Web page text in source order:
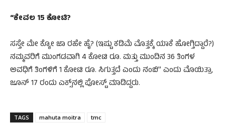
“ಕೇವಲ 15 ಕೋಟಿ?
ಸಸ್ತೇ ಮೇ ಕ್ಯೋ ಜಾ ರಹೇ ಹೈ? (ಇಷ್ಟು ಕಡಿಮೆ ಮೊತ್ತಕ್ಕೆ ಯಾಕೆ ಹೋಗ್ತಿದ್ದಾರೆ?)
ನಮ್ಮವರಿಗೆ ಮುಂಗಡವಾಗಿ 4 ಕೋಟಿ ರೂ. ಮತ್ತು ಮುಂದಿನ 36 ತಿಂಗಳ
ಅವಧಿಗೆ ತಿಂಗಳಿಗೆ 1 ಕೋಟಿ ರೂ. ಸಿಗುತ್ತದೆ ಎಂದು ನಂಬಿ” ಎಂದು ಮೊಯಿತ್ರಾ
ಜೂನ್ 17 ರಂದು ಎಕ್ಸ್‌ನಲ್ಲಿ ಪೋಸ್ಟ್ ಮಾಡಿದ್ದರು.
TAGS mahuta moitra tmc